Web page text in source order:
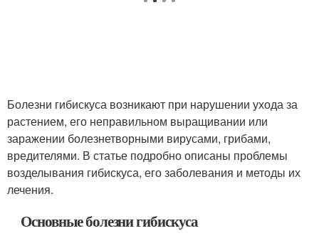
Болезни гибискуса возникают при нарушении ухода за
растением, его неправильном выращивании или
заражении болезнетворными вирусами, грибами,
вредителями. В статье подробно описаны проблемы
возделывания гибискуса, его заболевания и методы их
лечения.
Основные болезни гибискуса